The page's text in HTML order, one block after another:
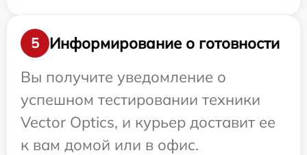
5
Информирование о готовности
Вы получите уведомление о
успешном тестировании техники
Vector Optics, и курьер доставит ее
к вам домой или в офис.